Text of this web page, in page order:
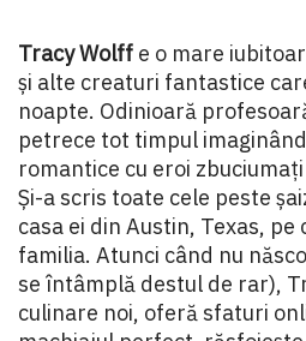
Tracy Wolff e o mare
și alte creaturi fantastice
noapte. Odinioară
petrece tot timpul
romantice cu eroi
Și-a scris toate cele peste
casa ei din Austin, Texas,
familia. Atunci când nu
se întâmplă destul de rar),
culinare noi, oferă sfaturi